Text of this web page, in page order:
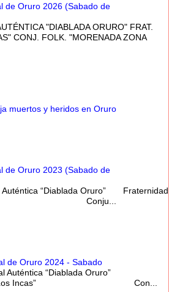
de Oruro 2026 (Sabado de
"DIABLADA ORURO" FRAT.
CONJ. FOLK. "MORENADA ZONA
muertos y heridos en Oruro
de Oruro 2023 (Sabado de
Auténtica “Diablada Oruro” Fraternidad
Incas” Conju...
de Oruro 2024 - Sabado
Auténtica “Diablada Oruro”
Sol “Los Incas” Con...